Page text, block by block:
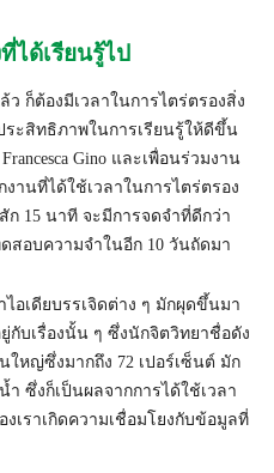
ได้เรียนรู้ไป
ว ก็ต้องมีเวลาในการไตร่ตรองสิ่ง
ระสิทธิภาพในการเรียนรู้ให้ดีขึ้น
Gino และเพื่อนร่วมงาน
านที่ได้ใช้เวลาในการไตร่ตรอง
ก 15 นาที จะมีการจดจำที่ดีกว่า
สอบความจำในอีก 10 วันถัดมา
อเดียบรรเจิดต่าง ๆ มักผุดขึ้นมา
กับเรื่องนั้น ๆ ซึ่งนักจิตวิทยาชื่อดัง
นใหญ่ซึ่งมากถึง 72 เปอร์เซ็นต์ มัก
ำ ซึ่งก็เป็นผลจากการได้ใช้เวลา
เราเกิดความเชื่อมโยงกับข้อมูลที่